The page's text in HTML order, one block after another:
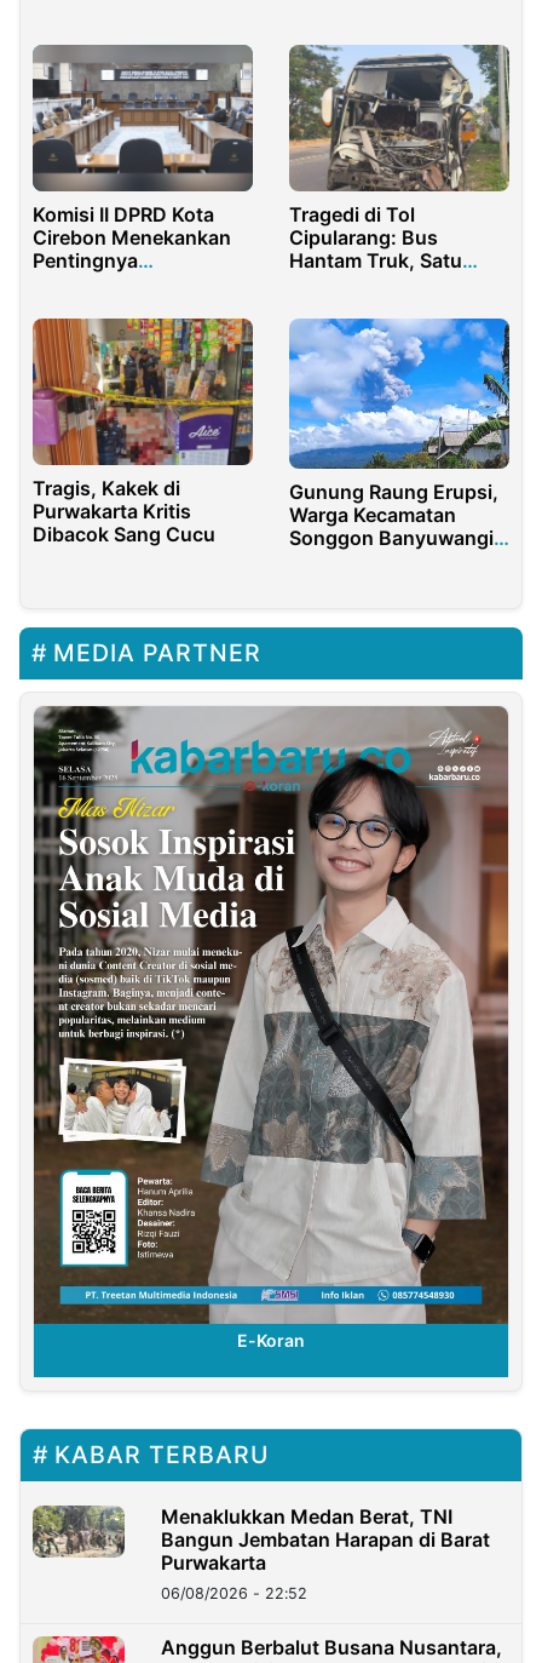
Komisi II DPRD Kota
Cirebon Menekankan
Pentingnya
Tragedi di Tol
Cipularang: Bus
Hantam Truk, Satu
Tragis, Kakek di
Purwakarta Kritis
Dibacok Sang Cucu
Gunung Raung Erupsi,
Warga Kecamatan
Songgon Banyuwangi
MEDIA PARTNER
E-Koran
KABAR TERBARU
Menaklukkan Medan Berat, TNI
Bangun Jembatan Harapan di Barat
Purwakarta
06/08/2026 - 22:52
Anggun Berbalut Busana Nusantara,